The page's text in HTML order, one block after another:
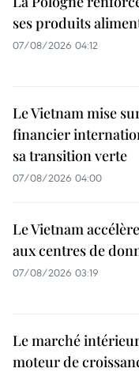
ses produits
07/08/2026 04:12
Le Vietnam mise
financier
sa transition verte
07/08/2026 04:00
Le Vietnam
aux centres de
07/08/2026 03:19
Le marché
moteur de